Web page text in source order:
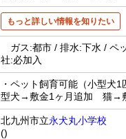
もっと詳しい情報を知りたい
ガス:都市 / 排水:下水 / ペ
社:必加入
・ペット飼育可能（小型犬
型犬→敷金1ヶ月追加 猫→
北九州市立永犬丸小学校
()